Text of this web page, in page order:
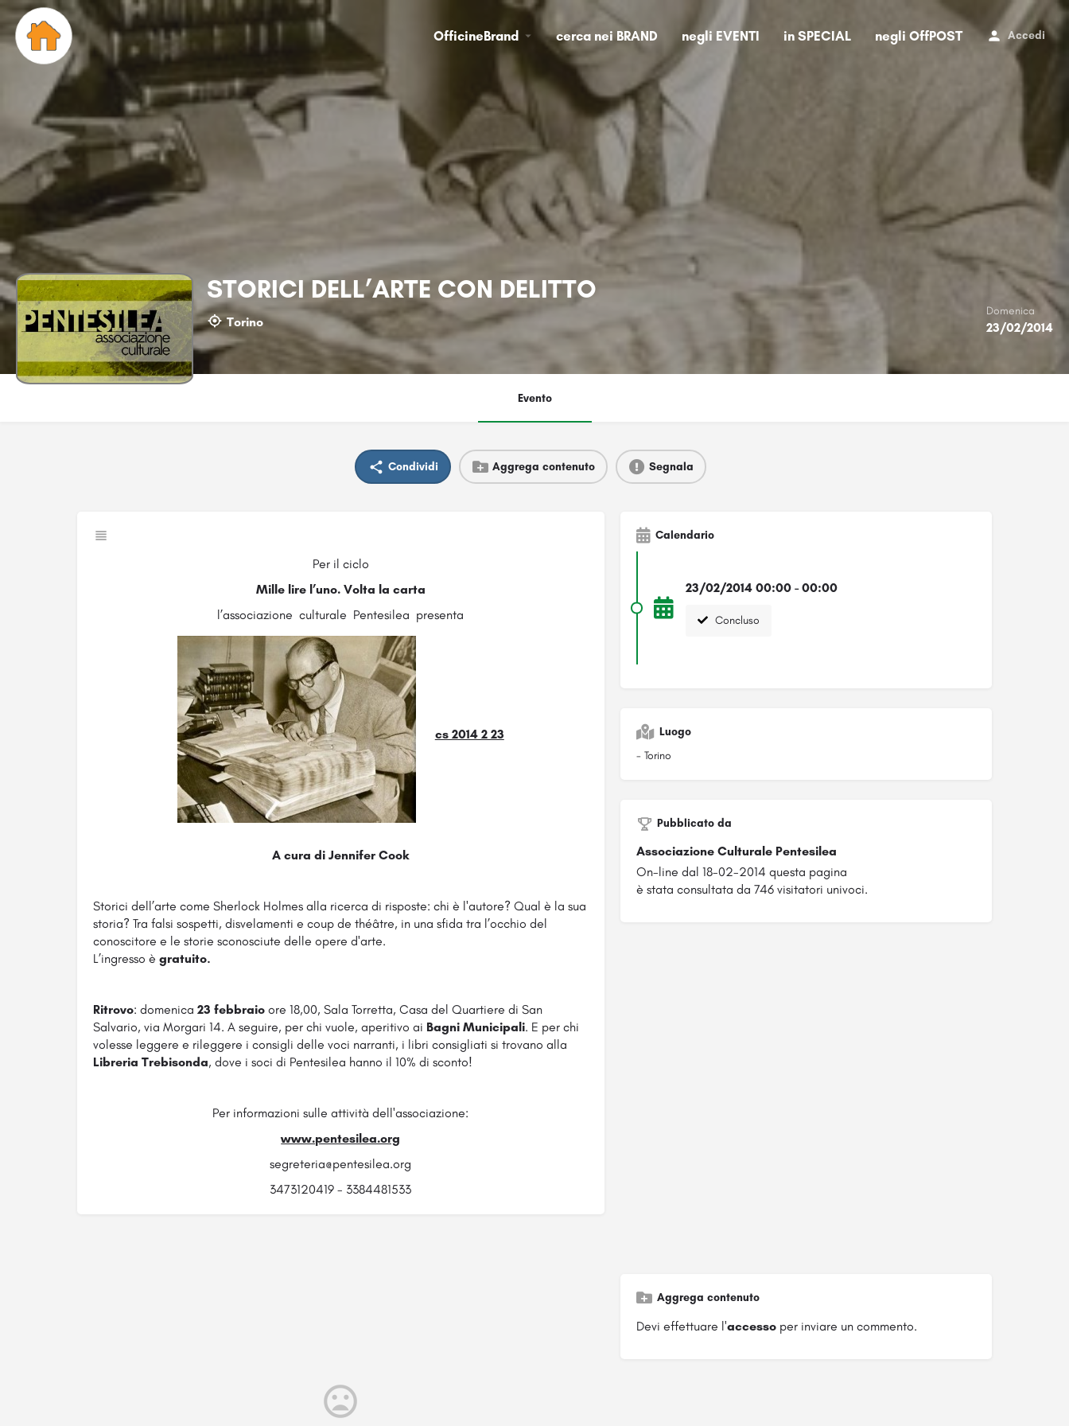
OfficineBrand cerca nei BRAND negli EVENTI in SPECIAL negli OffPOST Accedi
STORICI DELL’ARTE CON DELITTO
Torino
Domenica
23/02/2014
Evento
Condividi Aggrega contenuto Segnala
Per il ciclo
Mille lire l’uno. Volta la carta
l’associazione culturale Pentesilea presenta
cs 2014 2 23
A cura di Jennifer Cook
Storici dell’arte come Sherlock Holmes alla ricerca di risposte: chi è l'autore? Qual è la sua
storia? Tra falsi sospetti, disvelamenti e coup de théâtre, in una sfida tra l’occhio del
conoscitore e le storie sconosciute delle opere d'arte.
L’ingresso è gratuito.
Ritrovo: domenica 23 febbraio ore 18,00, Sala Torretta, Casa del Quartiere di San
Salvario, via Morgari 14. A seguire, per chi vuole, aperitivo ai Bagni Municipali. E per chi
volesse leggere e rileggere i consigli delle voci narranti, i libri consigliati si trovano alla
Libreria Trebisonda, dove i soci di Pentesilea hanno il 10% di sconto!
Per informazioni sulle attività dell'associazione:
www.pentesilea.org
segreteria@pentesilea.org
3473120419 - 3384481533
Calendario
23/02/2014 00:00 - 00:00
Concluso
Luogo
- Torino
Pubblicato da
Associazione Culturale Pentesilea
On-line dal 18-02-2014 questa pagina
è stata consultata da 746 visitatori univoci.
Aggrega contenuto
Devi effettuare l'accessoper inviare un commento.